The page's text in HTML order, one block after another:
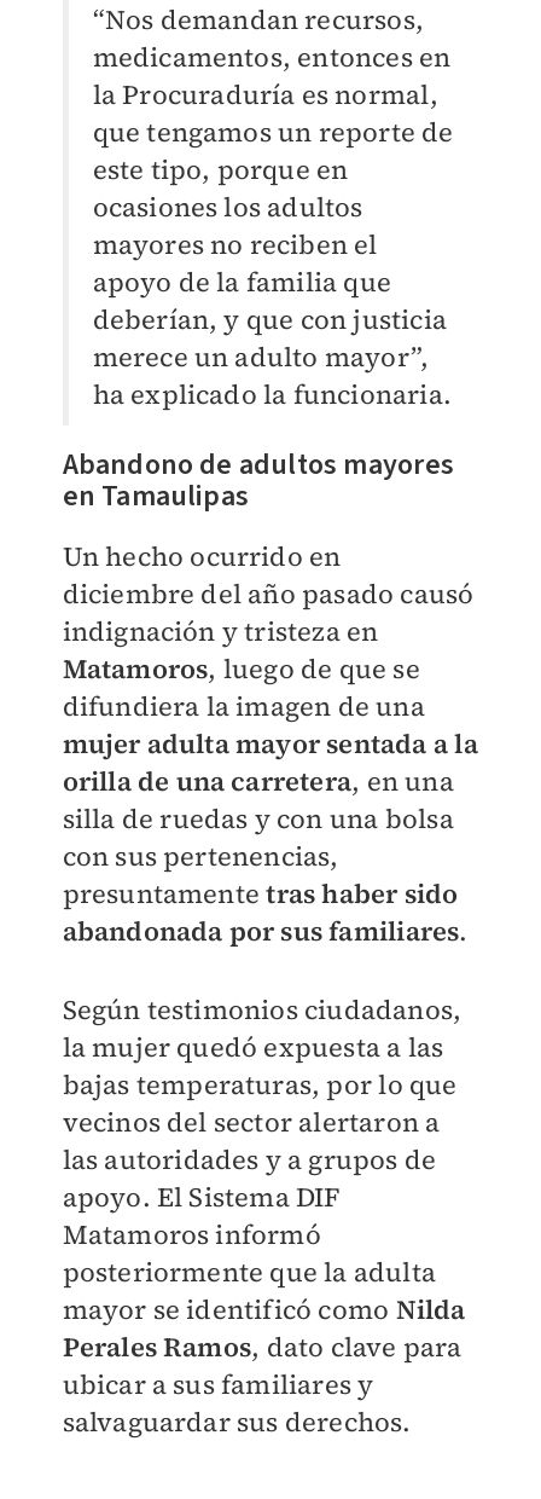
“Nos demandan recursos,
medicamentos, entonces en
la Procuraduría es normal,
que tengamos un reporte de
este tipo, porque en
ocasiones los adultos
mayores no reciben el
apoyo de la familia que
deberían, y que con justicia
merece un adulto mayor”,
ha explicado la funcionaria.
Abandono de adultos mayores
en Tamaulipas
Un hecho ocurrido en
diciembre del año pasado causó
indignación y tristeza en
Matamoros, luego de que se
difundiera la imagen de una
mujer adulta mayor sentada a la
orilla de una carretera, en una
silla de ruedas y con una bolsa
con sus pertenencias,
presuntamentetras haber sido
abandonada por sus familiares.
Según testimonios ciudadanos,
la mujer quedó expuesta a las
bajas temperaturas, por lo que
vecinos del sector alertaron a
las autoridades y a grupos de
apoyo. El Sistema DIF
Matamoros informó
posteriormente que la adulta
mayor se identificó como Nilda
Perales Ramos, dato clave para
ubicar a sus familiares y
salvaguardar sus derechos.